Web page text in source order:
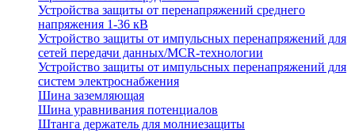
Устройства защиты от перенапряжений среднего
напряжения 1-36 кВ
Устройство защиты от импульсных перенапряжений для
сетей передачи данных/MCR-технологии
Устройство защиты от импульсных перенапряжений для
систем электроснабжения
Шина заземляющая
Шина уравнивания потенциалов
Штанга держатель для молниезащиты